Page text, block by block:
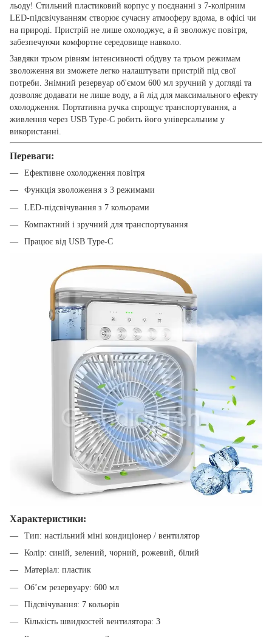
льоду! Стильний пластиковий корпус у поєднанні з 7-колірним
LED-підсвічуванням створює сучасну атмосферу вдома, в офісі чи
на природі. Пристрій не лише охолоджує, а й зволожує повітря,
забезпечуючи комфортне середовище навколо.
Завдяки трьом рівням інтенсивності обдуву та трьом режимам
зволоження ви зможете легко налаштувати пристрій під свої
потреби. Знімний резервуар об'ємом 600 мл зручний у догляді та
дозволяє додавати не лише воду, а й лід для максимального ефекту
охолодження. Портативна ручка спрощує транспортування, а
живлення через USB Type-C робить його універсальним у
використанні.
Переваги:
Ефективне охолодження повітря
Функція зволоження з 3 режимами
LED-підсвічування з 7 кольорами
Компактний і зручний для транспортування
Працює від USB Type-C
Характеристики:
Тип: настільний міні кондиціонер / вентилятор
Колір: синій, зелений, чорний, рожевий, білий
Матеріал: пластик
Обʼєм резервуару: 600 мл
Підсвічування: 7 кольорів
Кількість швидкостей вентилятора: 3